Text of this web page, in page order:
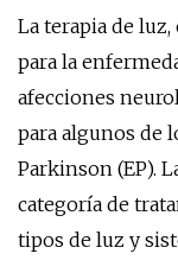
La terapia de
para la
afecciones
para algunos de
Parkinson (EP).
categoría de
tipos de luz y